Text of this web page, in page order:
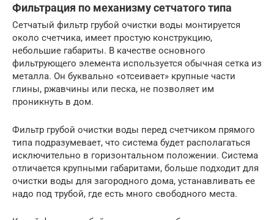
Фильтрация по механизму сетчатого типа
Сетчатый фильтр грубой очистки воды монтируется
около счетчика, имеет простую конструкцию,
небольшие габариты. В качестве основного
фильтрующего элемента используется обычная сетка из
металла. Он буквально «отсеивает» крупные части
глины, ржавчины или песка, не позволяет им
проникнуть в дом.
Фильтр грубой очистки воды перед счетчиком прямого
типа подразумевает, что система будет располагаться
исключительно в горизонтальном положении. Система
отличается крупными габаритами, больше подходит для
очистки воды для загородного дома, устанавливать ее
надо под трубой, где есть много свободного места.